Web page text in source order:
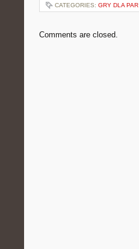
CATEGORIES: GRY DLA PAR
Comments are closed.